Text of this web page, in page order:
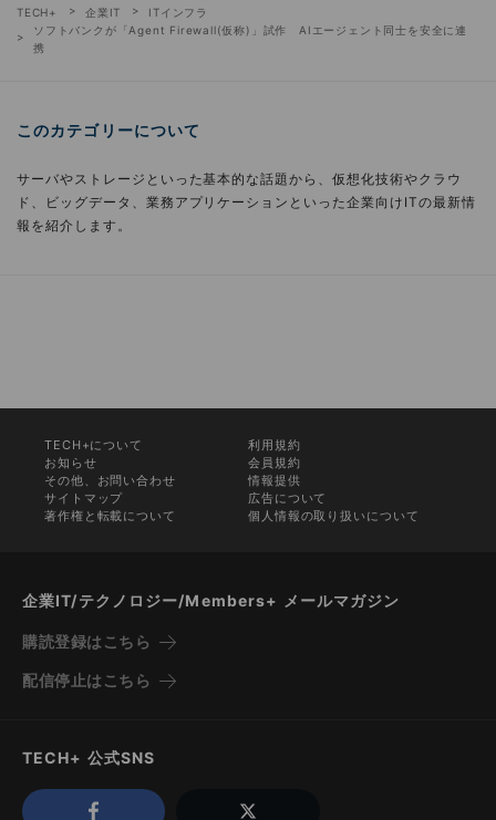
TECH+ 企業IT
ITインフラ
ソフトバンクが「Agent Firewall(仮称)」試作 AIエージェント同士を安全に連
携
このカテゴリーについて
サーバやストレージといった基本的な話題から、仮想化技術やクラウ
ド、ビッグデータ、業務アプリケーションといった企業向けITの最新情
報を紹介します。
TECH+について
利用規約
お知らせ
会員規約
その他、お問い合わせ
情報提供
サイトマップ
広告について
著作権と転載について
個人情報の取り扱いについて
企業IT/テクノロジー/Members+ メールマガジン
購読登録はこちら
配信停止はこちら
TECH+ 公式SNS